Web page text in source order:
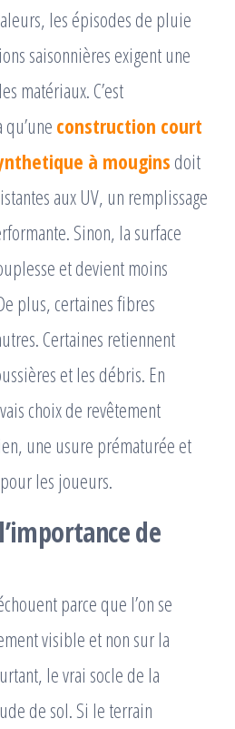
les épisodes de pluie
saisonnières exigent une
matériaux. C’est
construction court
à mougins doit
aux UV, un remplissage
Sinon, la surface
et devient moins
plus, certaines fibres
Certaines retiennent
et les débris. En
choix de revêtement
une usure prématurée et
les joueurs.
de
parce que l’on se
visible et non sur la
le vrai socle de la
de sol. Si le terrain